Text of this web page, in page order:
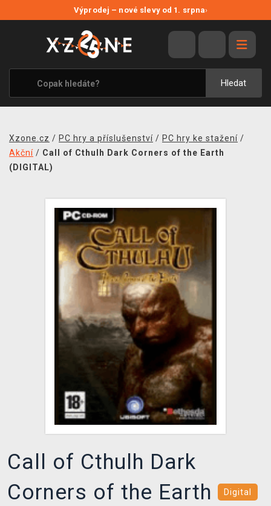
Výprodej – nové slevy od 1. srpna›
Hledat
VÝPRODEJ
VIDEOHRY
XZONE ORIGINALS
TÉMATIKY
MERCHANDISE
PRODEJNY
XZONE KLUB
TCG & BOARDGAME HUB
VÝKUP HER (BAZAR)
Xzone.cz / PC hry a příslušenství / PC hry ke stažení /
Akční / Call of Cthulh Dark Corners of the Earth
(DIGITAL)
Call of Cthulh Dark
Corners of the Earth
Digital